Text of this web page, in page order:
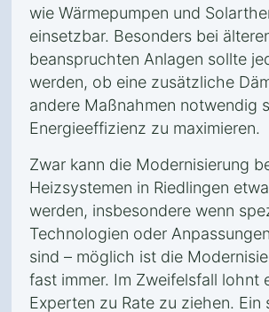
wie Wärmepumpen und
einsetzbar. Besonders bei
beanspruchten Anlagen sollte
werden, ob eine zusätzliche
andere Maßnahmen notwendig
Energieeffizienz zu maximieren.
Zwar kann die Modernisierung
Heizsystemen in Riedlingen
werden, insbesondere wenn
Technologien oder
sind – möglich ist die
fast immer. Im Zweifelsfall lohnt
Experten zu Rate zu ziehen. Ein